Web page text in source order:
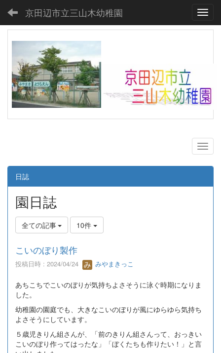
京田辺市立三山木幼稚園
日誌
園日誌
全ての記事 10件
こいのぼり製作
投稿日時 : 2024/04/24 みやまきっこ
あちこちでこいのぼりが気持ちよさそうに泳ぐ時期になりま
した。
幼稚園の園庭でも、大きなこいのぼりが風にゆらゆら気持ち
よさそうにしています。
５歳児きりん組さんが、「前のきりん組さんって、おっきい
こいのぼり作ってはったな」「ぼくたちも作りたい！」と言